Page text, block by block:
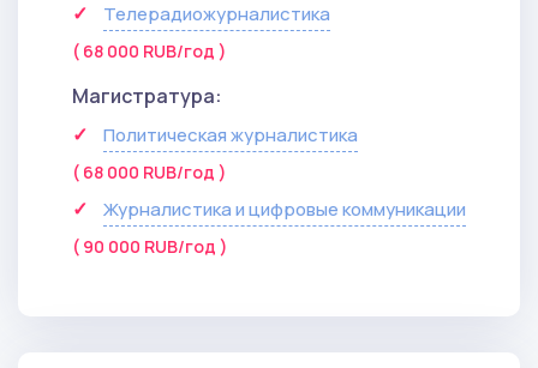
Телерадиожурналистика
( 68 000 RUB/год )
Магистратура:
Политическая журналистика
( 68 000 RUB/год )
Журналистика и цифровые коммуникации
( 90 000 RUB/год )